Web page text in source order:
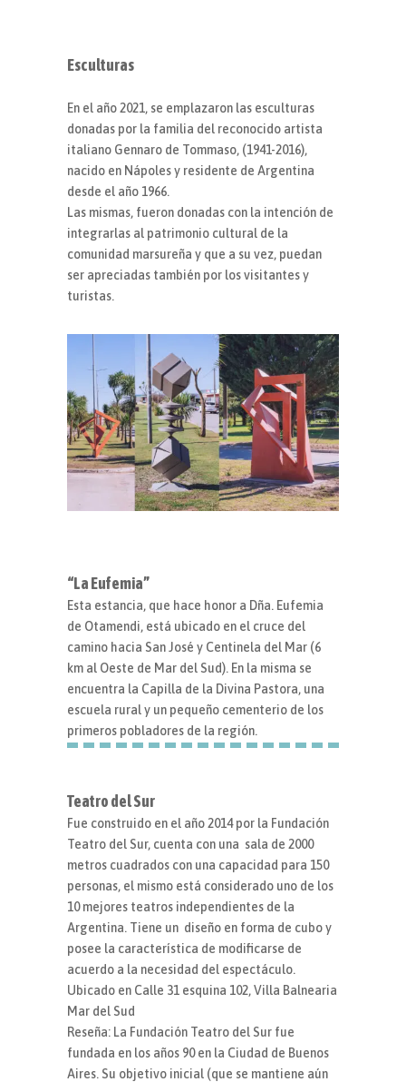
Esculturas
En el año 2021, se emplazaron las esculturas
donadas por la familia del reconocido artista
italiano Gennaro de Tommaso, (1941-2016),
nacido en Nápoles y residente de Argentina
desde el año 1966.
Las mismas, fueron donadas con la intención de
integrarlas al patrimonio cultural de la
comunidad marsureña y que a su vez, puedan
ser apreciadas también por los visitantes y
turistas.
“La Eufemia”
Esta estancia, que hace honor a Dña. Eufemia
de Otamendi, está ubicado en el cruce del
camino hacia San José y Centinela del Mar (6
km al Oeste de Mar del Sud). En la misma se
encuentra la Capilla de la Divina Pastora, una
escuela rural y un pequeño cementerio de los
primeros pobladores de la región.
Teatro del Sur
Fue construido en el año 2014 por la Fundación
Teatro del Sur, cuenta con una sala de 2000
metros cuadrados con una capacidad para 150
personas, el mismo está considerado uno de los
10 mejores teatros independientes de la
Argentina. Tiene un diseño en forma de cubo y
posee la característica de modificarse de
acuerdo a la necesidad del espectáculo.
Ubicado en Calle 31 esquina 102, Villa Balnearia
Mar del Sud
Reseña: La Fundación Teatro del Sur fue
fundada en los años 90 en la Ciudad de Buenos
Aires. Su objetivo inicial (que se mantiene aún